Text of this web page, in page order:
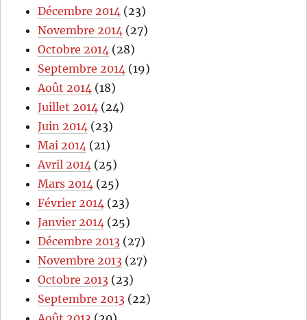
Décembre 2014 (23)
Novembre 2014 (27)
Octobre 2014 (28)
Septembre 2014 (19)
Août 2014 (18)
Juillet 2014 (24)
Juin 2014 (23)
Mai 2014 (21)
Avril 2014 (25)
Mars 2014 (25)
Février 2014 (23)
Janvier 2014 (25)
Décembre 2013 (27)
Novembre 2013 (27)
Octobre 2013 (23)
Septembre 2013 (22)